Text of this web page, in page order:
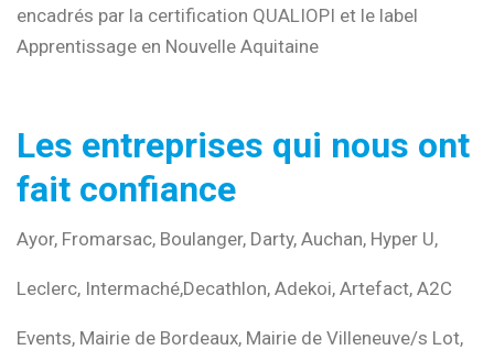
encadrés par la certification QUALIOPI et le label
Apprentissage en Nouvelle Aquitaine
Les entreprises qui nous ont
fait confiance
Ayor, Fromarsac, Boulanger, Darty, Auchan, Hyper U,
Leclerc, Intermaché,Decathlon, Adekoi, Artefact, A2C
Events, Mairie de Bordeaux, Mairie de Villeneuve/s Lot,